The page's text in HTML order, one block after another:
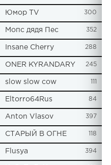
Юмор TV 300
Мопс дядя Пес 352
Insane Cherry 288
ONER KYRANDARY 245
slow slow cow 111
Eltorro64Rus 84
Anton Vlasov 397
СТАРЫЙ В ОГНЕ 118
Flusya 394